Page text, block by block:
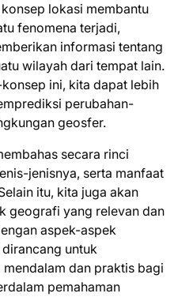
lokasi membantu
fenomena terjadi,
informasi tentang
wilayah dari tempat lain.
ini, kita dapat lebih
perubahan-
geosfer.
secara rinci
jenisnya, serta manfaat
itu, kita juga akan
geografi yang relevan dan
aspek-aspek
untuk
dan praktis bagi
pemahaman